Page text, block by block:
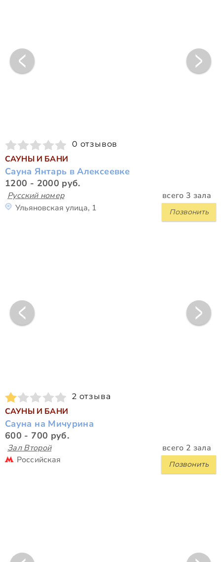
0 отзывов
САУНЫ И БАНИ
Сауна Янтарь в Алексеевке
1200 - 2000 руб.
Русский номер всего 3 зала
Позвонить
Ульяновская улица, 1
2 отзыва
САУНЫ И БАНИ
Сауна на Мичурина
600 - 700 руб.
Зал Второй всего 2 зала
Позвонить
Российская